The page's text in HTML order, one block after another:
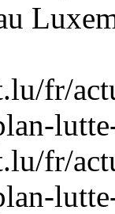
fr/
fr/